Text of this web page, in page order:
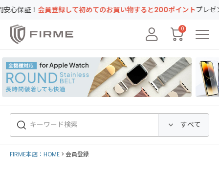
証！会員登録して初めてのお買い物すると200ポイントプレゼント
0
FIRME本店：HOME 会員登録